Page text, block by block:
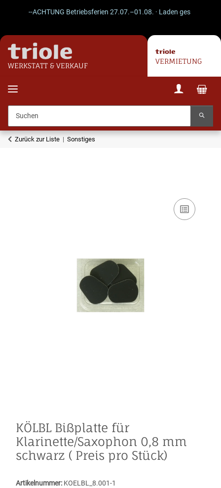
--ACHTUNG Betriebsferien 27.07.–01.08. · Laden geschlossen ·
WERKSTATT & VERKAUF
VERMIETUNG
Zurück zur Liste Sonstiges
KÖLBL Bißplatte für
Klarinette/Saxophon 0,8 mm
schwarz ( Preis pro Stück)
Artikelnummer: KOELBL_8.001-1